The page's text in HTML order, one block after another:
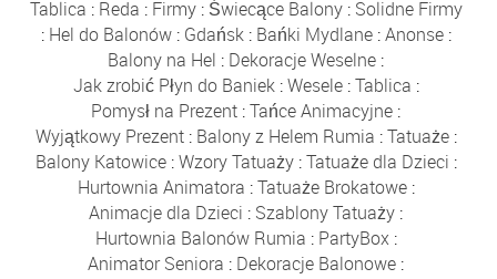
Tablica : Reda : Firmy: Świecące Balony: Solidne Firmy
: Hel do Balonów: Gdańsk: Bańki Mydlane:Anonse:
Balony na Hel : Dekoracje Weselne :
Jak zrobić Płyn do Baniek:Wesele:Tablica :
Pomysł na Prezent :Tańce Animacyjne :
Wyjątkowy Prezent: Balony z Helem Rumia :Tatuaże:
Balony Katowice:Wzory Tatuaży:Tatuaże dla Dzieci :
Hurtownia Animatora :Tatuaże Brokatowe:
Animacje dla Dzieci : Szablony Tatuaży :
Hurtownia Balonów Rumia : PartyBox:
Animator Seniora : Dekoracje Balonowe :